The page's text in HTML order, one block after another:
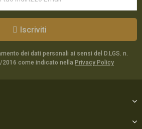
Iscriviti
dei dati personali ai sensi del D.LGS. n.
2016 come indicato nella Privacy Policy